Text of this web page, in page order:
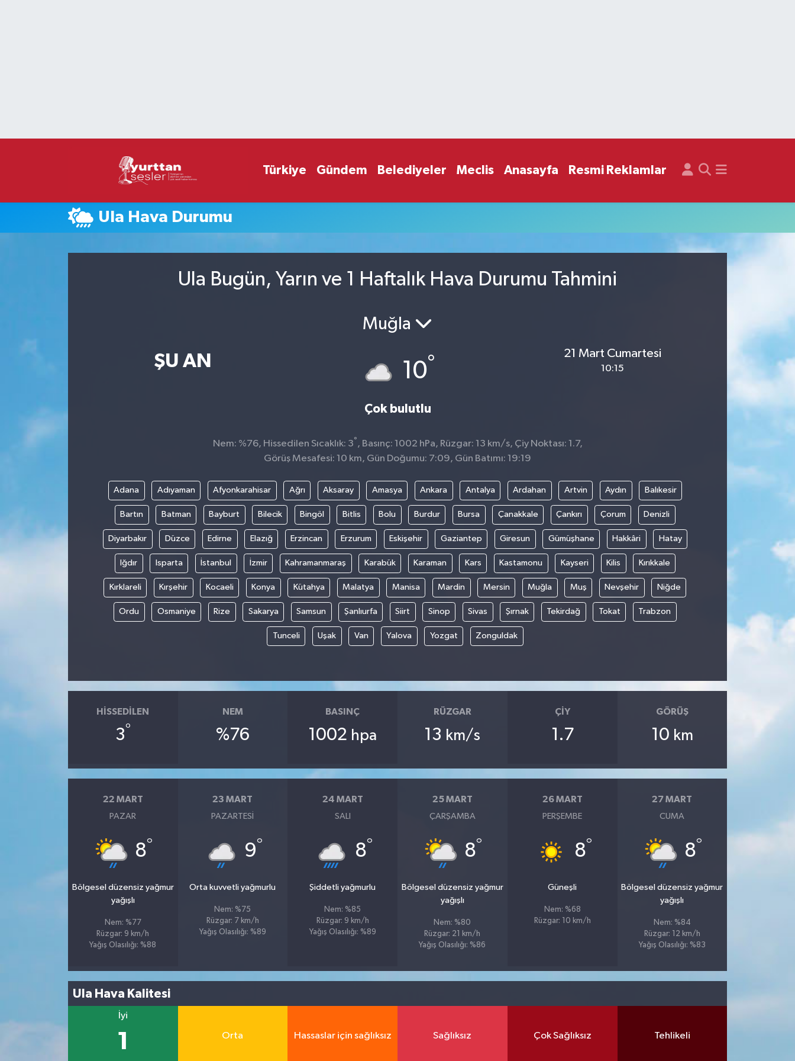
Türkiye Gündem Belediyeler Meclis Anasayfa Resmi Reklamlar
Ula Hava Durumu
Ula Bugün, Yarın ve 1 Haftalık Hava Durumu Tahmini
ŞU AN
Muğla
10°
Çok bulutlu
21 Mart Cumartesi
10:15
Nem: %76, Hissedilen Sıcaklık: 3° , Basınç: 1002 hPa, Rüzgar: 13 km/s, Çiy Noktası: 1.7,
Görüş Mesafesi: 10 km, Gün Doğumu: 7:09, Gün Batımı: 19:19
Adana Adıyaman Afyonkarahisar Ağrı Aksaray Amasya Ankara Antalya Ardahan Artvin Aydın Balıkesir
Bartın Batman Bayburt Bilecik Bingöl Bitlis Bolu Burdur Bursa Çanakkale Çankırı Çorum Denizli
Diyarbakır Düzce Edirne Elazığ Erzincan Erzurum Eskişehir Gaziantep Giresun Gümüşhane Hakkâri Hatay
Iğdır Isparta İstanbul İzmir Kahramanmaraş Karabük Karaman Kars Kastamonu Kayseri Kilis Kırıkkale
Kırklareli Kırşehir Kocaeli Konya Kütahya Malatya Manisa Mardin Mersin Muğla Muş Nevşehir Niğde
Ordu Osmaniye Rize Sakarya Samsun Şanlıurfa Siirt Sinop Sivas Şırnak Tekirdağ Tokat Trabzon
Tunceli Uşak Van Yalova Yozgat Zonguldak
HISSEDILEN
3°
NEM
%76
BASINÇ
1002 hpa
RÜZGAR
13 km/s
ÇIY
1.7
GÖRÜŞ
10 km
22 MART
PAZAR
8°
Bölgesel düzensiz yağmur
yağışlı
Nem: %77
Rüzgar: 9 km/h
Yağış Olasılığı: %88
23 MART
PAZARTESI
9°
Orta kuvvetli yağmurlu
Nem: %75
Rüzgar: 7 km/h
Yağış Olasılığı: %89
24 MART
SALI
8°
Şiddetli yağmurlu
Nem: %85
Rüzgar: 9 km/h
Yağış Olasılığı: %89
25 MART
ÇARŞAMBA
8°
Bölgesel düzensiz yağmur
yağışlı
Nem: %80
Rüzgar: 21 km/h
Yağış Olasılığı: %86
26 MART
PERŞEMBE
8°
Güneşli
Nem: %68
Rüzgar: 10 km/h
27 MART
CUMA
8°
Bölgesel düzensiz yağmur
yağışlı
Nem: %84
Rüzgar: 12 km/h
Yağış Olasılığı: %83
Ula Hava Kalitesi
İyi
1 Orta Hassaslar için sağlıksız Sağlıksız Çok Sağlıksız Tehlikeli
Süper Lig Puan Durumu ve Fikstür
Son Dakika Haberleri
Haber Arşivi